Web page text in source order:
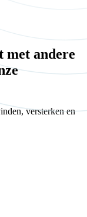
met andere
versterken en